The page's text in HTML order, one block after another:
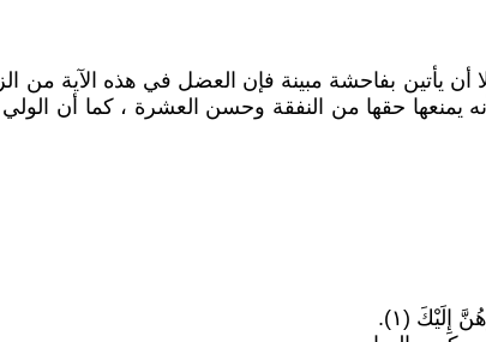
أن يأتين بفاحشة مبينة فإن العضل في هذه الآية
يمنعها حقها من النفقة وحسن العشرة ، كما أن
(١).